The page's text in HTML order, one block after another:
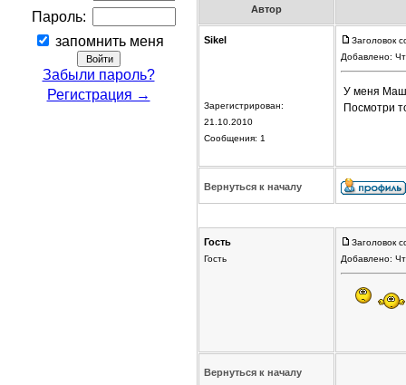
Пароль:
запомнить меня
Забыли пароль?
Регистрация →
Автор
Sikel
Зарегистрирован:
21.10.2010
Сообщения: 1
Заголовок
Добавлено:
У меня
Посмотри
Вернуться к началу
Гость
Гость
Заголовок
Добавлено:
Вернуться к началу